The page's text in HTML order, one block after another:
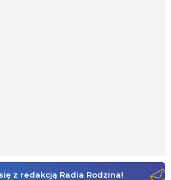
z redakcją Radia Rodzina!